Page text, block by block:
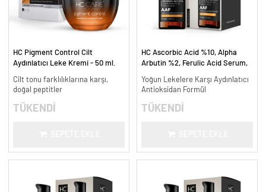
HC Pigment Control Cilt
Aydınlatıcı Leke Kremi - 50 ml.
Cilt tonu farklılıklarına karşı,
doğal peptitler
TÜKENDİ
HC Ascorbic Acid %10, Alpha
Arbutin %2, Ferulic Acid Serum,
ml.
Yoğun Lekelere Karşı Aydınlatıcı
Antioksidan Formül
TÜKENDİ